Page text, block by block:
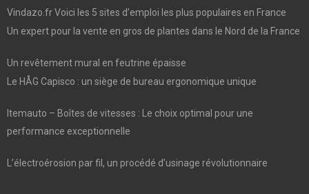
Vindazo.fr Voici les 5 sites d’emploi les plus populaires en France
Un expert pour la vente en gros de plantes dans le Nord de la France
Un revêtement mural en feutrine épaisse
Le HÅG Capisco : un siège de bureau ergonomique unique
Itemauto – Boîtes de vitesses : Le choix optimal pour une
performance exceptionnelle
L’électroérosion par fil, un procédé d’usinage révolutionnaire